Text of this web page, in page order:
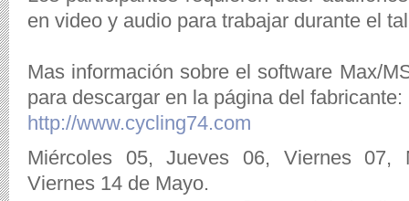
en video y audio para trabajar durante el
Mas información sobre el software Max/
para descargar en la página del fabricante:
http://www.cycling74.com
Miércoles 05, Jueves 06, Viernes 07,
Viernes 14 de Mayo.